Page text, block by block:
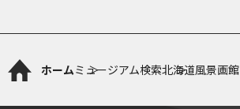
ホームミュージアム検索北海道風景画館